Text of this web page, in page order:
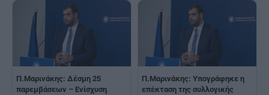
Π.Μαρινάκης: Δέσμη 25
παρεμβάσεων – Ενίσχυση
Π.Μαρινάκης: Υπογράφηκε η
επέκταση της συλλογικής